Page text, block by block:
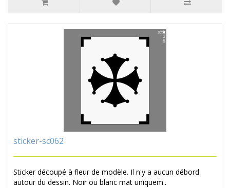
sticker-sc062
Sticker découpé à fleur de modèle. Il n'y a aucun débord
autour du dessin. Noir ou blanc mat uniquem..